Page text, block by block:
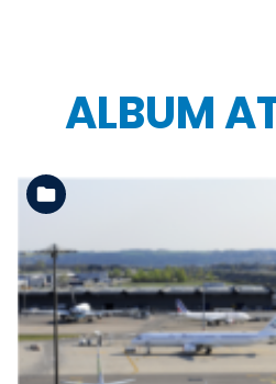
ALBUM
Voir